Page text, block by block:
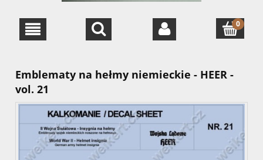
Emblematy na hełmy niemieckie - HEER -
vol. 21